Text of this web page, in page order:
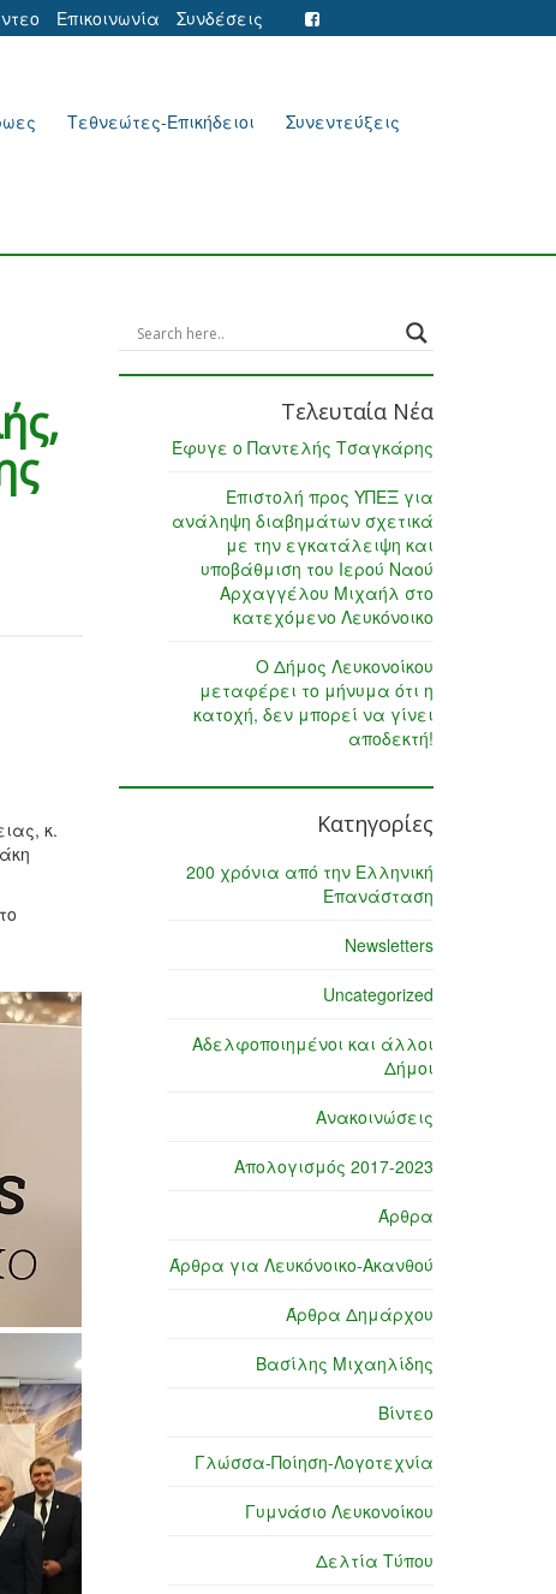
Επικοινωνία Συνδέσεις
Τεθνεώτες-Επικήδειοι Συνεντεύξεις
κ.
Τελευταία Νέα
Έφυγε ο Παντελής Τσαγκάρης
Επιστολή προς ΥΠΕΞ για
ανάληψη διαβημάτων σχετικά
με την εγκατάλειψη και
υποβάθμιση του Ιερού Ναού
Αρχαγγέλου Μιχαήλ στο
κατεχόμενο Λευκόνοικο
Ο Δήμος Λευκονοίκου
μεταφέρει το μήνυμα ότι η
κατοχή, δεν μπορεί να γίνει
αποδεκτή!
Κατηγορίες
200 χρόνια από την Ελληνική
Επανάσταση
Newsletters
Uncategorized
Αδελφοποιημένοι και άλλοι
Δήμοι
Ανακοινώσεις
Απολογισμός 2017-2023
Άρθρα
Άρθρα για Λευκόνοικο-Ακανθού
Άρθρα Δημάρχου
Βασίλης Μιχαηλίδης
Βίντεο
Γλώσσα-Ποίηση-Λογοτεχνία
Γυμνάσιο Λευκονοίκου
Δελτία Τύπου